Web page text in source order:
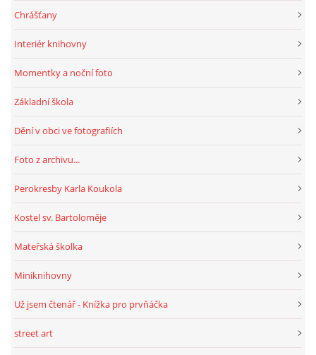
Chrášťany
Interiér knihovny
Momentky a noční foto
Základní škola
Dění v obci ve fotografiích
Foto z archivu...
Perokresby Karla Koukola
Kostel sv. Bartoloměje
Mateřská školka
Miniknihovny
Už jsem čtenář - Knížka pro prvňáčka
street art